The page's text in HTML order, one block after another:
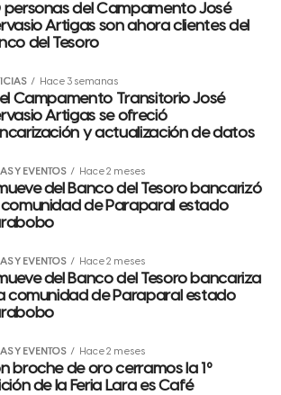
del Campamento José
Artigas son ahora clientes del
del Tesoro
Hace 3 semanas
el Campamento Transitorio José
Artigas se ofreció
y actualización de datos
Y EVENTOS Hace 2 meses
del Banco del Tesoro bancarizó
comunidad de Paraparal estado
Y EVENTOS Hace 2 meses
del Banco del Tesoro bancariza
comunidad de Paraparal estado
Y EVENTOS Hace 2 meses
broche de oro cerramos la 1º
de la Feria Lara es Café